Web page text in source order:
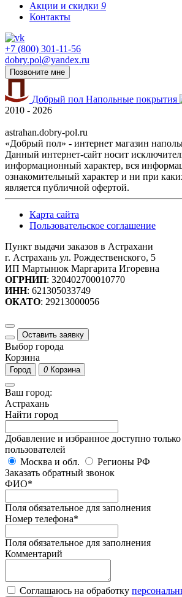
Акции и скидки 9
Контакты
+7 (800) 301-11-56
dobry.pol@yandex.ru
Позвоните мне
Добрый пол Напольные покрытия
2010 - 2026
astrahan.dobry-pol.ru
«Добрый пол» - интернет магазин
Данный интернет-сайт носит
информационный характер, вся
ознакомительный характер и ни при
является публичной офертой.
Карта сайта
Пользовательское соглашение
Пункт выдачи заказов в Астрахани
г. Астрахань ул. Рождественского, 5
ИП Мартынюк Маргарита Игоревна
ОГРНИП: 320402700010770
ИНН: 621305033749
ОКАТО: 29213000056
Оставить заявку
Выбор города
Корзина
Город 0 Корзина
Ваш город:
Астрахань
Найти город
Добавление и избранное доступно
пользователей
Москва и обл.
Регионы РФ
Заказать обратный звонок
ФИО*
Поля обязательное для заполнения
Номер телефона*
Поля обязательное для заполнения
Комментарий
Соглашаюсь на обработку